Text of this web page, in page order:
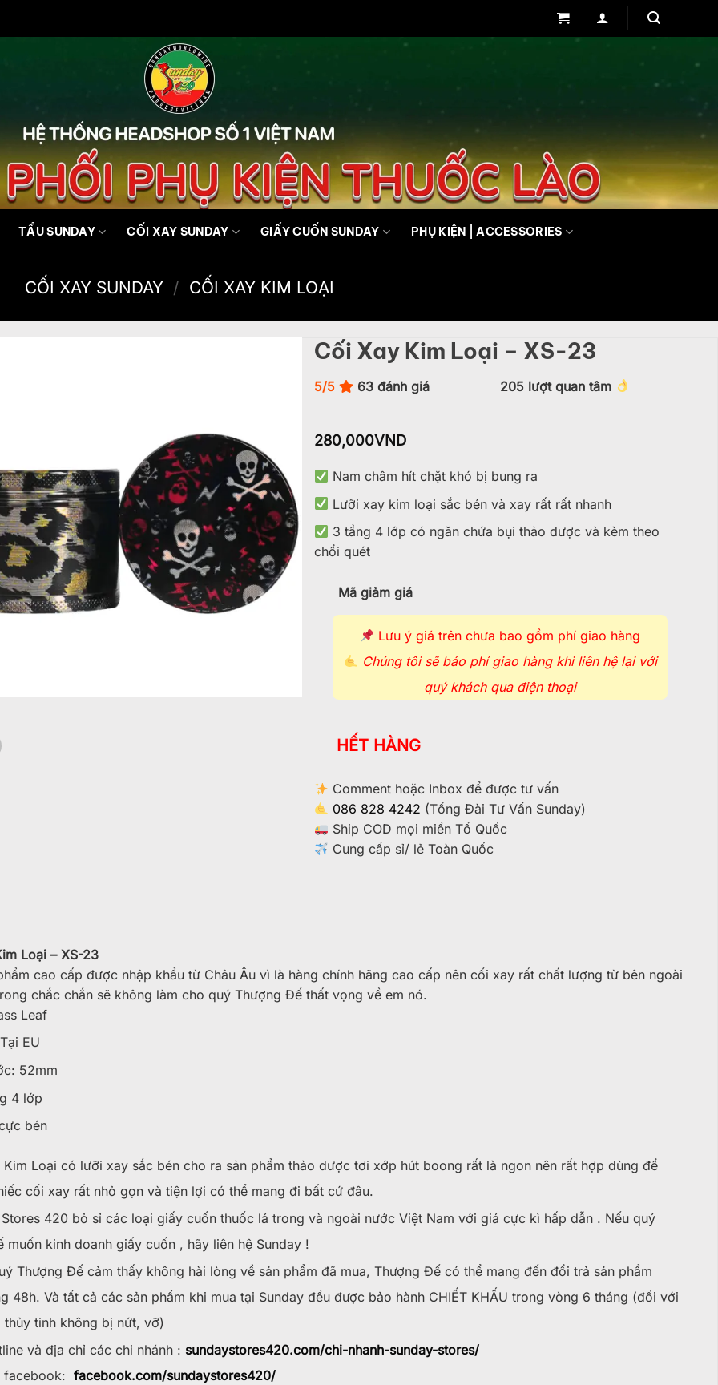
TẨU SUNDAY CỐI XAY SUNDAY GIẤY CUỐN SUNDAY PHỤ KIỆN | ACCESSORIES
CỐI XAY SUNDAY / CỐI XAY KIM LOẠI
Cối Xay Kim Loại – XS-23
5/5 63 đánh giá 205 lượt quan tâm
280,000VND
Nam châm hít chặt khó bị bung ra
Lưỡi xay kim loại sắc bén và xay rất rất nhanh
3 tầng 4 lớp có ngăn chứa bụi thảo dược và kèm theo
chổi quét
Mã giảm giá
Lưu ý giá trên chưa bao gồm phí giao hàng
Chúng tôi sẽ báo phí giao hàng khi liên hệ lại với
quý khách qua điện thoại
HẾT HÀNG
Comment hoặc Inbox để được tư vấn
086 828 4242 (Tổng Đài Tư Vấn Sunday)
Ship COD mọi miền Tổ Quốc
Cung cấp sỉ/ lẻ Toàn Quốc
Loại – XS-23
cao cấp được nhập khẩu từ Châu Âu vì là hàng chính hãng cao cấp nên cối xay rất chất lượng từ bên ngoài
chắc chắn sẽ không làm cho quý Thượng Đế thất vọng về em nó.
Leaf
EU
52mm
4 lớp
bén
Kim Loại có lưỡi xay sắc bén cho ra sản phẩm thảo dược tơi xớp hút boong rất là ngon nên rất hợp dùng để
cối xay rất nhỏ gọn và tiện lợi có thể mang đi bất cứ đâu.
Stores 420 bỏ sỉ các loại giấy cuốn thuốc lá trong và ngoài nước Việt Nam với giá cực kì hấp dẫn . Nếu quý
muốn kinh doanh giấy cuốn , hãy liên hệ Sunday !
Thượng Đế cảm thấy không hài lòng về sản phẩm đã mua, Thượng Đế có thể mang đến đổi trả sản phẩm
48h. Và tất cả các sản phẩm khi mua tại Sunday đều được bảo hành CHIẾT KHẤU trong vòng 6 tháng (đối với
thủy tinh không bị nứt, vỡ)
và địa chỉ các chi nhánh : sundaystores420.com/chi-nhanh-sunday-stores/
facebook:facebook.com/sundaystores420/